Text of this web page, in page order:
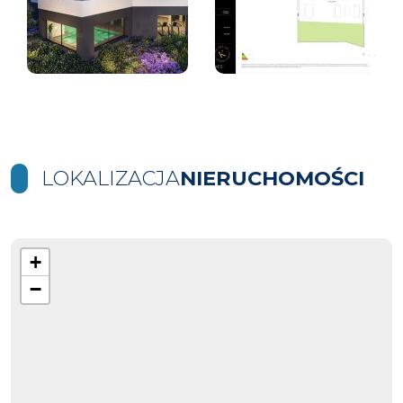
LOKALIZACJANIERUCHOMOŚCI
+
−